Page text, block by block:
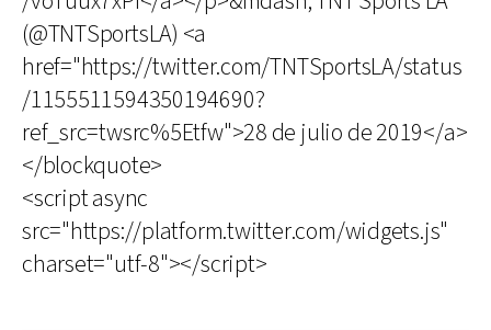
(@TNTSportsLA) <a
href="https://twitter.com/TNTSportsLA/status
/1155511594350194690?
ref_src=twsrc%5Etfw">28 de julio de 2019</a>
</blockquote>
<script async
src="https://platform.twitter.com/widgets.js"
charset="utf-8"></script>